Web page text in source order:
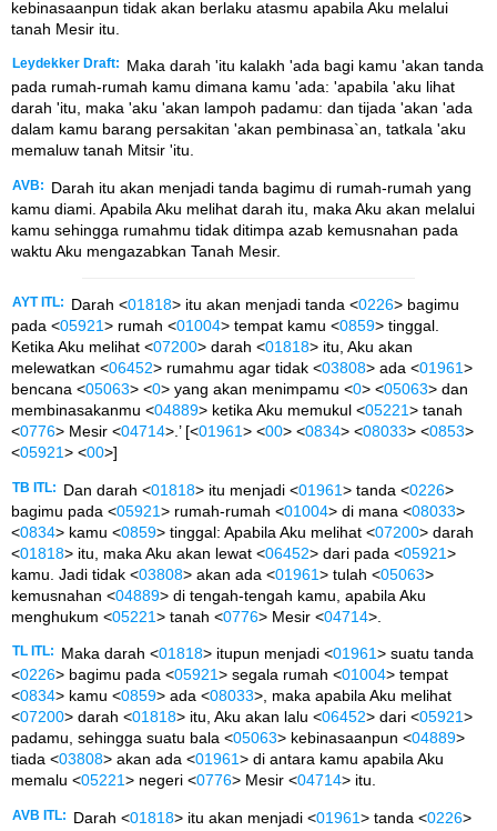
kebinasaanpun tidak akan berlaku atasmu apabila Aku melalui
tanah Mesir itu.
Leydekker Draft:
Maka darah 'itu kalakh 'ada bagi kamu 'akan tanda
pada rumah-rumah kamu dimana kamu 'ada: 'apabila 'aku lihat
darah 'itu, maka 'aku 'akan lampoh padamu: dan tijada 'akan 'ada
dalam kamu barang persakitan 'akan pembinasa`an, tatkala 'aku
memaluw tanah Mitsir 'itu.
AVB:
Darah itu akan menjadi tanda bagimu di rumah-rumah yang
kamu diami. Apabila Aku melihat darah itu, maka Aku akan melalui
kamu sehingga rumahmu tidak ditimpa azab kemusnahan pada
waktu Aku mengazabkan Tanah Mesir.
AYT ITL: Darah <01818> itu akan menjadi tanda <0226> bagimu
pada <05921> rumah <01004> tempat kamu <0859> tinggal.
Ketika Aku melihat <07200> darah <01818> itu, Aku akan
melewatkan <06452> rumahmu agar tidak <03808> ada <01961>
bencana <05063> <0> yang akan menimpamu <0> <05063> dan
membinasakanmu <04889> ketika Aku memukul <05221> tanah
<0776> Mesir <04714>.’ [<01961> <00> <0834> <08033> <0853>
<05921> <00>]
TB ITL: Dan darah <01818> itu menjadi <01961> tanda <0226>
bagimu pada <05921> rumah-rumah <01004> di mana <08033>
<0834> kamu <0859> tinggal: Apabila Aku melihat <07200> darah
<01818> itu, maka Aku akan lewat <06452> dari pada <05921>
kamu. Jadi tidak <03808> akan ada <01961> tulah <05063>
kemusnahan <04889> di tengah-tengah kamu, apabila Aku
menghukum <05221> tanah <0776> Mesir <04714>.
TL ITL: Maka darah <01818> itupun menjadi <01961> suatu tanda
<0226> bagimu pada <05921> segala rumah <01004> tempat
<0834> kamu <0859> ada <08033>, maka apabila Aku melihat
<07200> darah <01818> itu, Aku akan lalu <06452> dari <05921>
padamu, sehingga suatu bala <05063> kebinasaanpun <04889>
tiada <03808> akan ada <01961> di antara kamu apabila Aku
memalu <05221> negeri <0776> Mesir <04714> itu.
AVB ITL: Darah <01818> itu akan menjadi <01961> tanda <0226>